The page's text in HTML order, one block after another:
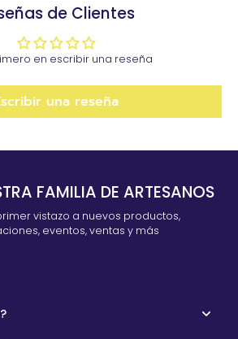
de Clientes
en escribir una reseña
una reseña
FAMILIA DE ARTESANOS
vistazo a nuevos productos,
eventos, ventas y más